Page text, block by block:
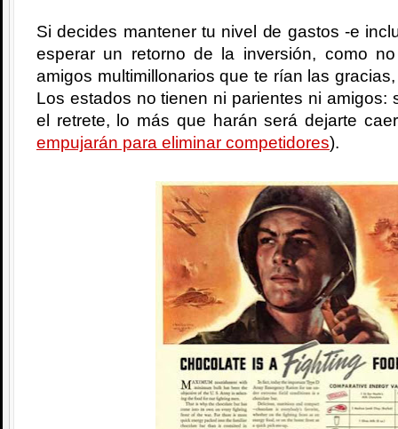
Si decides mantener tu nivel de gastos -e
esperar un retorno de la inversión, como
amigos multimillonarios que te rían las
Los estados no tienen ni parientes ni amigos:
el retrete, lo más que harán será dejarte
empujarán para eliminar competidores).